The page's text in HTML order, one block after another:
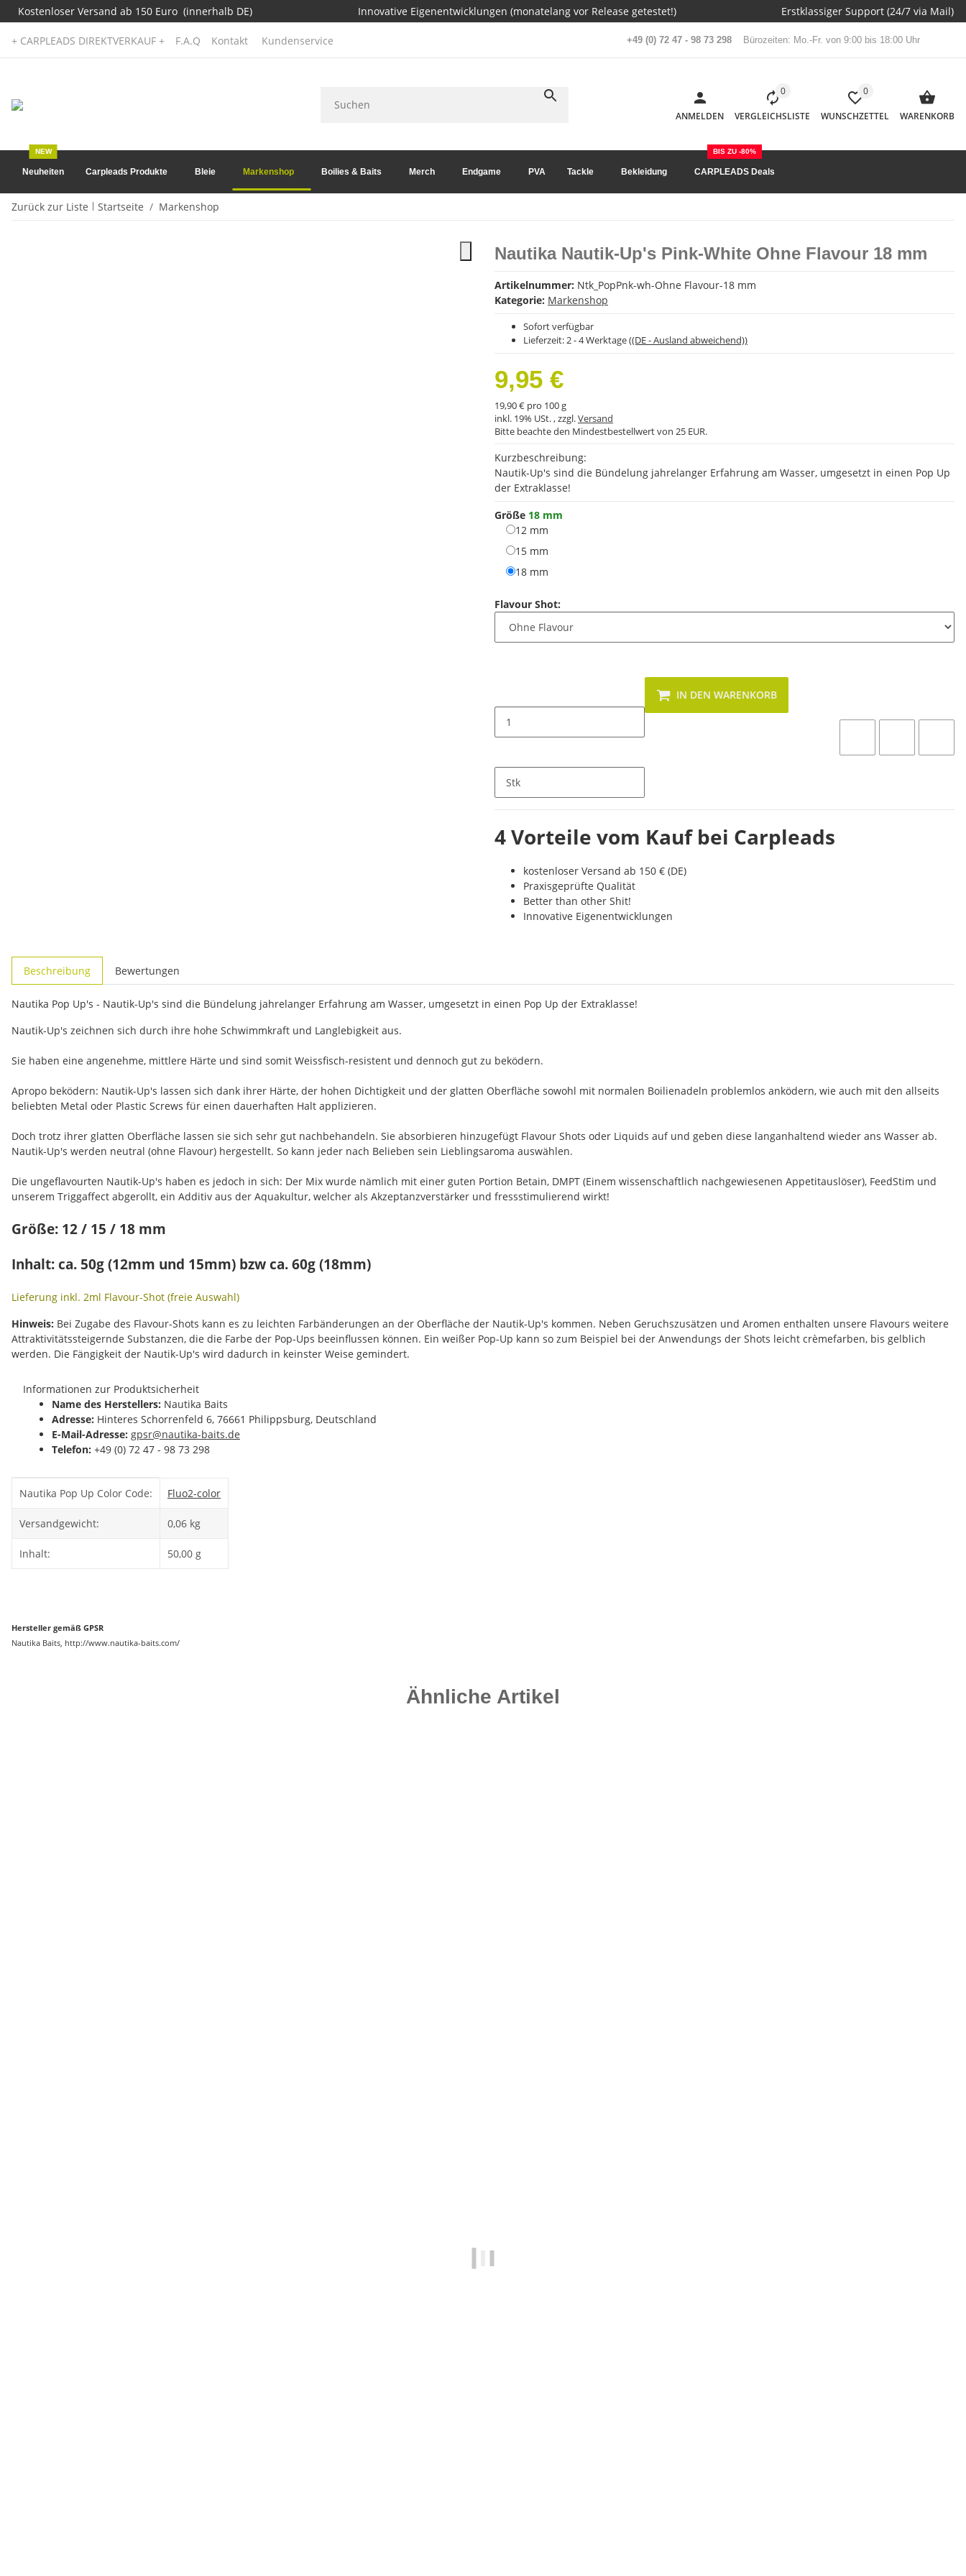
Kostenloser Versand ab 150 Euro (innerhalb DE) Innovative Eigenentwicklungen (monatelang vor Release getestet!) Erstklassiger Support (24/7 via Mail)
+ CARPLEADS DIREKTVERKAUF + F.A.Q Kontakt Kundenservice +49 (0) 72 47 - 98 73 298 Bürozeiten: Mo.-Fr. von 9:00 bis 18:00 Uhr
ANMELDEN
0
VERGLEICHSLISTE
0
WUNSCHZETTEL WARENKORB
Neuheiten
NEW
Carpleads Produkte Bleie Markenshop Boilies & Baits Merch Endgame PVA Tackle Bekleidung CARPLEADS Deals
BIS ZU -80%
Zurück zur Liste Startseite Markenshop
Nautika Nautik-Up's Pink-White Ohne Flavour 18 mm
Artikelnummer: Ntk_PopPnk-wh-Ohne Flavour-18 mm
Kategorie: Markenshop
Sofort verfügbar
Lieferzeit: 2 - 4 Werktage((DE - Ausland abweichend))
9,95 €
19,90 € pro 100 g
inkl. 19% USt. , zzgl.Versand
Bitte beachte den Mindestbestellwert von 25 EUR.
Kurzbeschreibung:
Nautik-Up's sind die Bündelung jahrelanger Erfahrung am Wasser, umgesetzt in einen Pop Up
der Extraklasse!
Größe 18 mm
12 mm
15 mm
18 mm
Flavour Shot:
Stk
IN DEN WARENKORB
4 Vorteile vom Kauf bei Carpleads
kostenloser Versand ab 150 € (DE)
Praxisgeprüfte Qualität
Better than other Shit!
Innovative Eigenentwicklungen
Beschreibung Bewertungen
Nautika Pop Up's - Nautik-Up's sind die Bündelung jahrelanger Erfahrung am Wasser, umgesetzt in einen Pop Up der Extraklasse!
Nautik-Up's zeichnen sich durch ihre hohe Schwimmkraft und Langlebigkeit aus.
Sie haben eine angenehme, mittlere Härte und sind somit Weissfisch-resistent und dennoch gut zu beködern.
Apropo beködern: Nautik-Up's lassen sich dank ihrer Härte, der hohen Dichtigkeit und der glatten Oberfläche sowohl mit normalen Boilienadeln problemlos anködern, wie auch mit den allseits
beliebten Metal oder Plastic Screws für einen dauerhaften Halt applizieren.
Doch trotz ihrer glatten Oberfläche lassen sie sich sehr gut nachbehandeln. Sie absorbieren hinzugefügt Flavour Shots oder Liquids auf und geben diese langanhaltend wieder ans Wasser ab.
Nautik-Up's werden neutral (ohne Flavour) hergestellt. So kann jeder nach Belieben sein Lieblingsaroma auswählen.
Die ungeflavourten Nautik-Up's haben es jedoch in sich: Der Mix wurde nämlich mit einer guten Portion Betain, DMPT (Einem wissenschaftlich nachgewiesenen Appetitauslöser), FeedStim und
unserem Triggaffect abgerollt, ein Additiv aus der Aquakultur, welcher als Akzeptanzverstärker und fressstimulierend wirkt!
Größe: 12 / 15 / 18 mm
Inhalt: ca. 50g (12mm und 15mm) bzw ca. 60g (18mm)
Lieferung inkl. 2ml Flavour-Shot (freie Auswahl)
Hinweis: Bei Zugabe des Flavour-Shots kann es zu leichten Farbänderungen an der Oberfläche der Nautik-Up's kommen. Neben Geruchszusätzen und Aromen enthalten unsere Flavours weitere
Attraktivitätssteigernde Substanzen, die die Farbe der Pop-Ups beeinflussen können. Ein weißer Pop-Up kann so zum Beispiel bei der Anwendungs der Shots leicht crèmefarben, bis gelblich
werden. Die Fängigkeit der Nautik-Up's wird dadurch in keinster Weise gemindert.
Informationen zur Produktsicherheit
Name des Herstellers: Nautika Baits
Adresse: Hinteres Schorrenfeld 6, 76661 Philippsburg, Deutschland
E-Mail-Adresse: gpsr@nautika-baits.de
Telefon: +49 (0) 72 47 - 98 73 298
Nautika Pop Up Color Code: Fluo2-color
Versandgewicht: 0,06 kg
Inhalt: 50,00 g
Hersteller gemäß GPSR
Nautika Baits, http://www.nautika-baits.com/
Ähnliche Artikel